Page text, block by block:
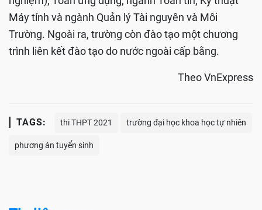
Máy tính và ngành Quản lý Tài nguyên và Môi
Trường. Ngoài ra, trường còn đào tạo một chương
trình liên kết đào tạo do nước ngoài cấp bằng.
Theo VnExpress
TAGS: thi THPT 2021 trường đại học khoa học tự nhiên
phương án tuyển sinh